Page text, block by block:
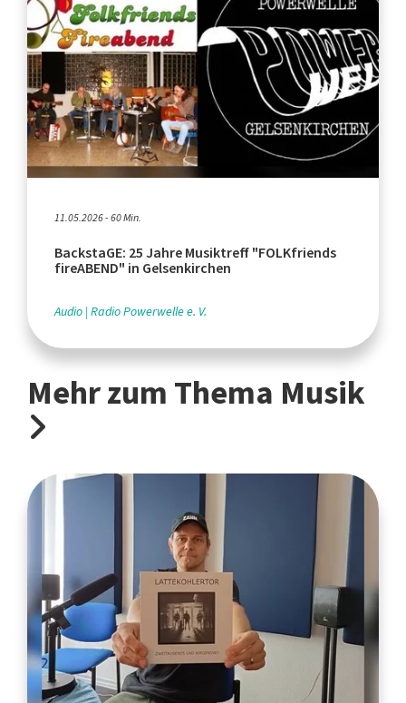
11.05.2026 - 60 Min.
BackstaGE: 25 Jahre Musiktreff "FOLKfriends
fireABEND" in Gelsenkirchen
Audio Radio Powerwelle e. V.
Mehr zum Thema Musik